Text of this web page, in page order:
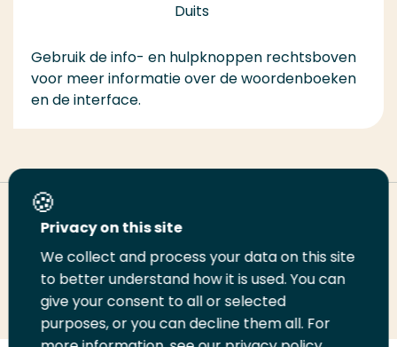
Duits
Gebruik de info- en hulpknoppen rechtsboven
voor meer informatie over de woordenboeken
en de interface.
Deel deze pagina
Deel
LinkedIn
Deel
op
Twitter
Deel
op
Facebook
Email
deze
pagina
Print
deze
pagina
Privacy on this site
We collect and process your data on this site
to better understand how it is used. You can
give your consent to all or selected
purposes, or you can decline them all. For